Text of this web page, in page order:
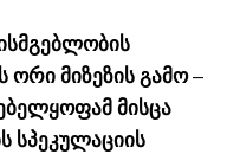
ორი მიზეზის გამო –
მისცა
სპეკულაციის